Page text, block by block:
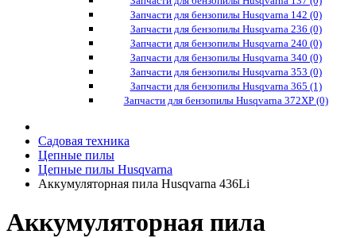
Запчасти для бензопилы Husqvarna 142 (0)
Запчасти для бензопилы Husqvarna 236 (0)
Запчасти для бензопилы Husqvarna 240 (0)
Запчасти для бензопилы Husqvarna 340 (0)
Запчасти для бензопилы Husqvarna 353 (0)
Запчасти для бензопилы Husqvarna 365 (1)
Запчасти для бензопилы Husqvarna 372XP (0)
Садовая техника
Цепные пилы
Цепные пилы Husqvarna
Аккумуляторная пила Husqvarna 436Li
Аккумуляторная пила